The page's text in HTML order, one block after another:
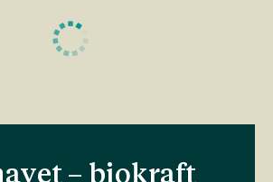
– biokraft